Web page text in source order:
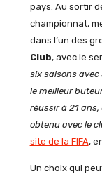
pays. Au sortir
championnat,
dans l’un des
Club, avec le
six saisons
le meilleur
réussir à 21 ans,
obtenu avec le
site de la FIFA,
Un choix qui